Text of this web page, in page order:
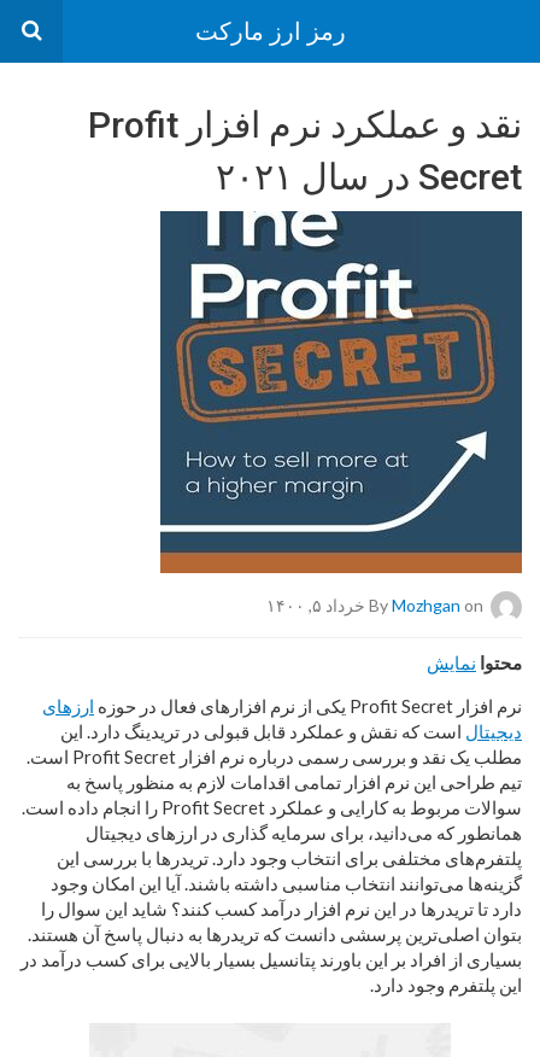
رمز ارز مارکت
نقد و عملکرد نرم افزار Profit
Secret در سال ۲۰۲۱
ByMozhgan on خرداد ۵, ۱۴۰۰
محتوا نمایش
نرم افزار Profit Secret یکی از نرم افزارهای فعال در حوزه
ارزهای
دیجیتال است که نقش و عملکرد قابل قبولی در تریدینگ دارد. این
مطلب یک نقد و بررسی رسمی درباره نرم افزار Profit Secret است.
تیم طراحی این نرم افزار تمامی اقدامات لازم به منظور پاسخ به
سوالات مربوط به کارایی و عملکرد Profit Secret را انجام داده است.
همانطور که می‌دانید، برای سرمایه گذاری در ارزهای دیجیتال
پلتفرم‌های مختلفی برای انتخاب وجود دارد. تریدرها با بررسی این
گزینه‌ها می‌توانند انتخاب مناسبی داشته باشند. آیا این امکان وجود
دارد تا تریدرها در این نرم افزار درآمد کسب کنند؟ شاید این سوال را
بتوان اصلی‌ترین پرسشی دانست که تریدرها به دنبال پاسخ آن هستند.
بسیاری از افراد بر این باورند پتانسیل بسیار بالایی برای کسب درآمد در
این پلتفرم وجود دارد.